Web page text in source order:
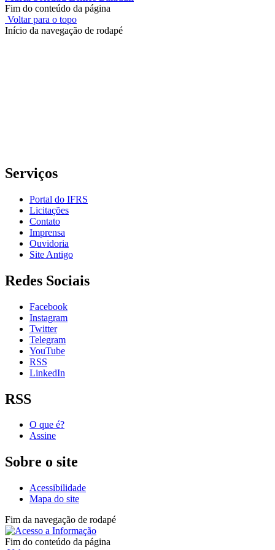
Fim do conteúdo da página
Voltar para o topo
Início da navegação de rodapé
Serviços
Portal do IFRS
Licitações
Contato
Imprensa
Ouvidoria
Site Antigo
Redes Sociais
Facebook
Instagram
Twitter
Telegram
YouTube
RSS
LinkedIn
RSS
O que é?
Assine
Sobre o site
Acessibilidade
Mapa do site
Fim da navegação de rodapé
Fim do conteúdo da página